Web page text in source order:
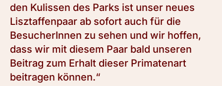
den Kulissen des Parks ist unser neues
Lisztaffenpaar ab sofort auch für die
BesucherInnen zu sehen und wir hoffen,
dass wir mit diesem Paar bald unseren
Beitrag zum Erhalt dieser Primatenart
beitragen können.“